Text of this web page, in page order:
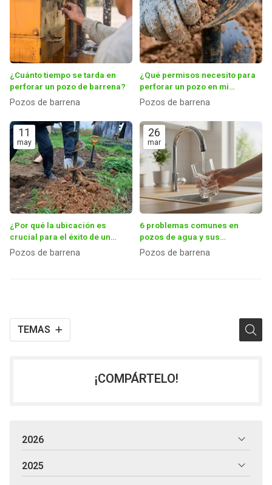
TEMAS
¿Cuánto tiempo se tarda en
perforar un pozo de barrena?
Pozos de barrena
¿Qué permisos necesito para
perforar un pozo en mi
propiedad?
Pozos de barrena
11
may
¿Por qué la ubicación es
crucial para el éxito de un
pozo?
Pozos de barrena
26
mar
6 problemas comunes en
pozos de agua y sus
soluciones
Pozos de barrena
¡COMPÁRTELO!
2026
2025